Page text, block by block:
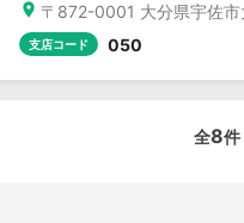
〒872-0001 大分県宇佐
支店コード 050
全8件